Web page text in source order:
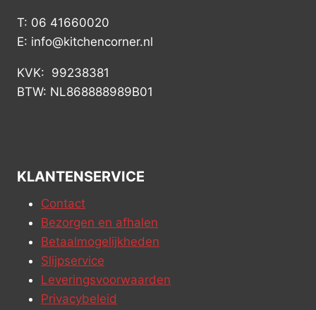
T: 06 41660020
E: info@kitchencorner.nl
KVK: 99238381
BTW: NL868888989B01
KLANTENSERVICE
Contact
Bezorgen en afhalen
Betaalmogelijkheden
Slijpservice
Leveringsvoorwaarden
Privacybeleid